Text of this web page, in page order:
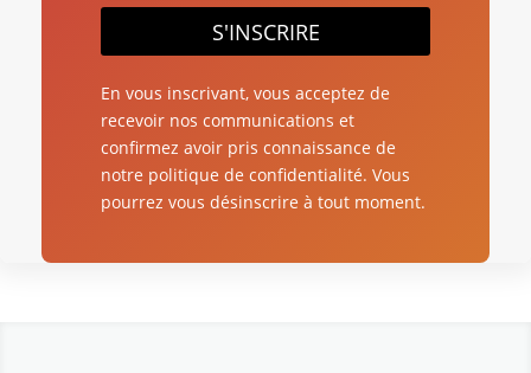
S'INSCRIRE
En vous inscrivant, vous acceptez de
recevoir nos communications et
confirmez avoir pris connaissance de
notre politique de confidentialité. Vous
pourrez vous désinscrire à tout moment.